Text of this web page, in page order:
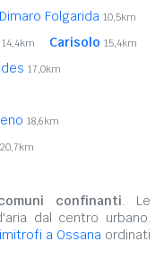
Dimaro Folgarida 10,5km
14,4km Carisolo 15,4km
17,0km
18,6km
20,7km
confinanti. Le
dal centro urbano.
a Ossana ordinati